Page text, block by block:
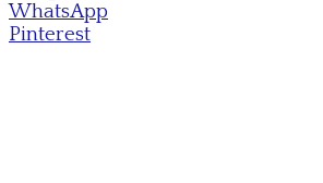
WhatsApp
Pinterest